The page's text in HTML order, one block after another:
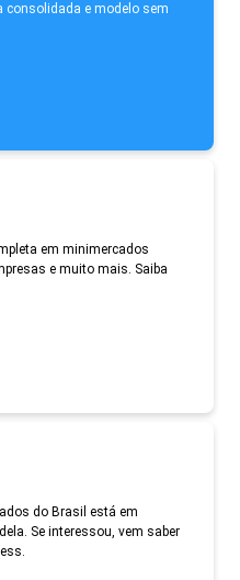
consolidada e modelo sem
em minimercados
e muito mais. Saiba
do Brasil está em
Se interessou, vem saber